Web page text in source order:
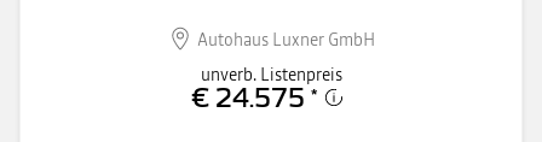
Autohaus Luxner GmbH
unverb. Listenpreis
€ 24.575 *